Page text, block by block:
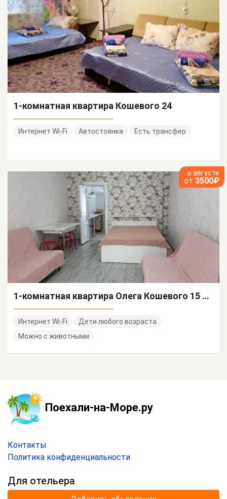
1-комнатная квартира Кошевого 24
Интернет Wi-Fi Автостоянка Есть трансфер
в августе
от 3500₽
1-комнатная квартира Олега Кошевого 15 бокс 100
Интернет Wi-Fi
Дети любого возраста
Можно с животными
Поехали-на-Море.ру
Контакты
Политика конфиденциальности
Для отельера